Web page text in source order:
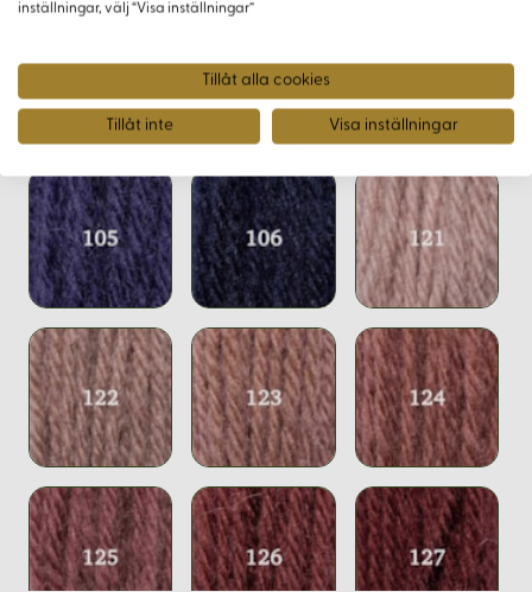
inställningar, välj “Visa inställningar”
Tillåt alla cookies
Tillåt inte Visa inställningar